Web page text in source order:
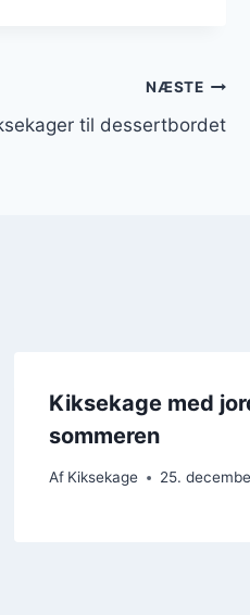
NÆSTE
til dessertbordet
Kiksekage med
sommeren
Af Kiksekage 25.